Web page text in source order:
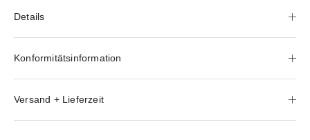
Details
Konformitätsinformation
Versand + Lieferzeit